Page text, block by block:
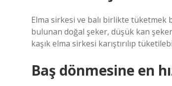
Elma sirkesi ve balı birlikte tüketmek
bulunan doğal şeker, düşük kan
kaşık elma sirkesi karıştırılıp
Baş dönmesine en